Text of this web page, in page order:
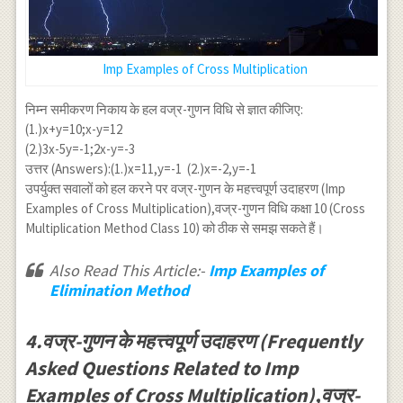
Imp Examples of Cross Multiplication
निम्न समीकरण निकाय के हल वज्र-गुणन विधि से ज्ञात कीजिए:
(1.)x+y=10;x-y=12
(2.)3x-5y=-1;2x-y=-3
उत्तर (Answers):(1.)x=11,y=-1 (2.)x=-2,y=-1
उपर्युक्त सवालों को हल करने पर वज्र-गुणन के महत्त्वपूर्ण उदाहरण (Imp
Examples of Cross Multiplication),वज्र-गुणन विधि कक्षा 10 (Cross
Multiplication Method Class 10) को ठीक से समझ सकते हैं।
Also Read This Article:- Imp Examples of
Elimination Method
4.वज्र-गुणन के महत्त्वपूर्ण उदाहरण (Frequently
Asked Questions Related to Imp
Examples of Cross Multiplication),वज्र-